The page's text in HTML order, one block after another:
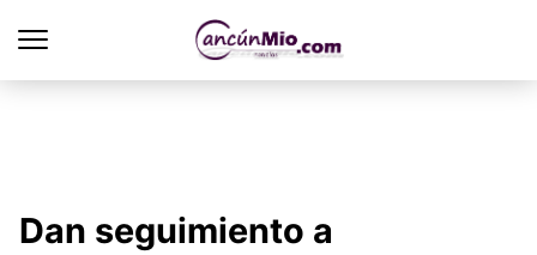
Dan seguimiento a